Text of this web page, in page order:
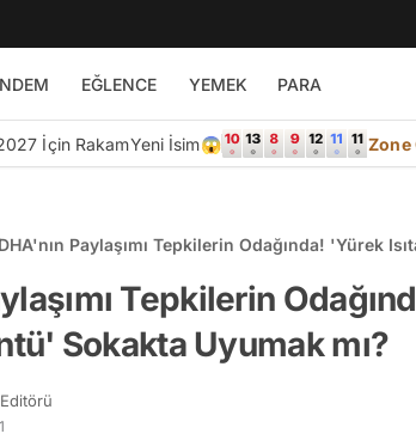
EĞLENCE YEMEK PARA
İçin RakamYeni İsim😱 Zone
DHA'nın Paylaşımı Tepkilerin Odağında! 'Yürek
Tepkilerin
Sokakta Uyumak mı?